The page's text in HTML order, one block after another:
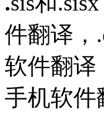
件翻译，
软件翻译
手机软件